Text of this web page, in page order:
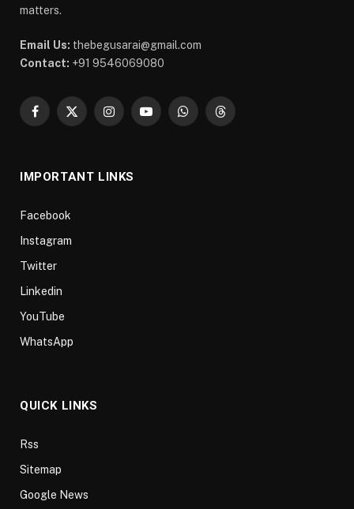
matters.
Email Us: thebegusarai@gmail.com
Contact: +91 9546069080
Facebook
X
InstagramYouTubeWhatsAppThreads
IMPORTANT LINKS
Facebook
Instagram
Twitter
Linkedin
YouTube
WhatsApp
QUICK LINKS
Rss
Sitemap
Google News